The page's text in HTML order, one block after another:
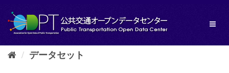
し
データセット